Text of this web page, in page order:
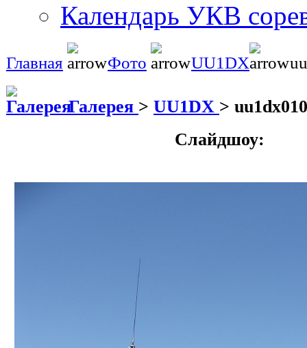
Календарь УКВ
Главная Фото UU1DX
Галерея > UU1DX >
Слайдшоу: